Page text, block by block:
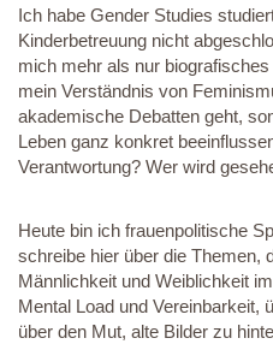
Ich habe Gender Studies
Kinderbetreuung nicht
mich mehr als nur
mein Verständnis von
akademische Debatten geht,
Leben ganz konkret
Verantwortung? Wer wird
Heute bin ich frauenpolitische
schreibe hier über die Themen,
Männlichkeit und Weiblichkeit
Mental Load und Vereinbarkeit,
über den Mut, alte Bilder zu